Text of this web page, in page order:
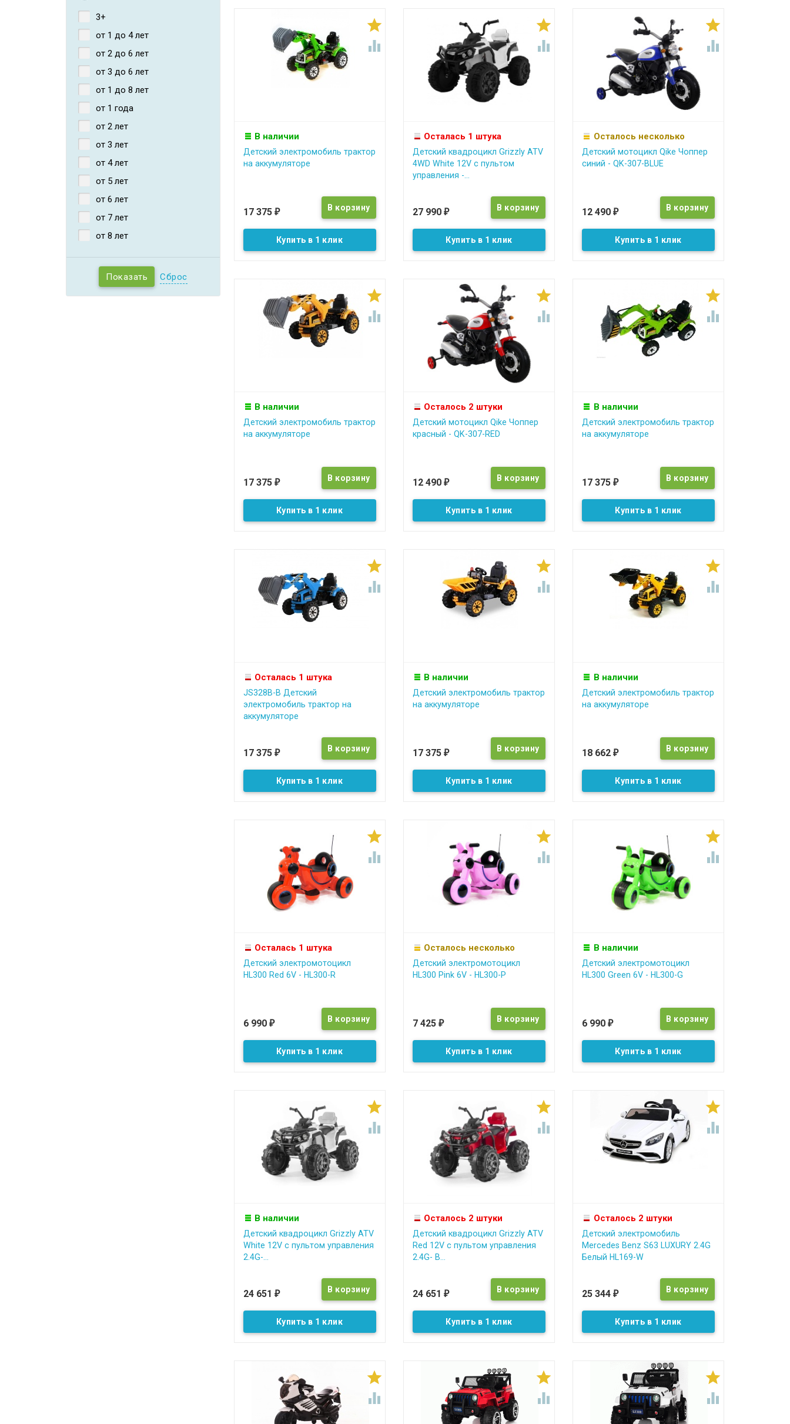
3+
от 1 до 4 лет
от 2 до 6 лет
от 3 до 6 лет
от 1 до 8 лет
от 1 года
от 2 лет
от 3 лет
от 4 лет
от 5 лет
от 6 лет
от 7 лет
от 8 лет
Сброс


В наличии
Детский электромобиль трактор
на аккумуляторе
17 375 ₽
Купить в 1 клик


Осталась 1 штука
Детский квадроцикл Grizzly ATV
4WD White 12V с пультом
управления -...
27 990 ₽
Купить в 1 клик


Осталось несколько
Детский мотоцикл Qike Чоппер
синий - QK-307-BLUE
12 490 ₽
Купить в 1 клик


В наличии
Детский электромобиль трактор
на аккумуляторе
17 375 ₽
Купить в 1 клик


Осталось 2 штуки
Детский мотоцикл Qike Чоппер
красный - QK-307-RED
12 490 ₽
Купить в 1 клик


В наличии
Детский электромобиль трактор
на аккумуляторе
17 375 ₽
Купить в 1 клик


Осталась 1 штука
JS328B-B Детский
электромобиль трактор на
аккумуляторе
17 375 ₽
Купить в 1 клик


В наличии
Детский электромобиль трактор
на аккумуляторе
17 375 ₽
Купить в 1 клик


В наличии
Детский электромобиль трактор
на аккумуляторе
18 662 ₽
Купить в 1 клик


Осталась 1 штука
Детский электромотоцикл
HL300 Red 6V - HL300-R
6 990 ₽
Купить в 1 клик


Осталось несколько
Детский электромотоцикл
HL300 Pink 6V - HL300-P
7 425 ₽
Купить в 1 клик


В наличии
Детский электромотоцикл
HL300 Green 6V - HL300-G
6 990 ₽
Купить в 1 клик


В наличии
Детский квадроцикл Grizzly ATV
White 12V с пультом управления
2.4G-...
24 651 ₽
Купить в 1 клик


Осталось 2 штуки
Детский квадроцикл Grizzly ATV
Red 12V с пультом управления
2.4G- B...
24 651 ₽
Купить в 1 клик


Осталось 2 штуки
Детский электромобиль
Mercedes Benz S63 LUXURY 2.4G
Белый HL169-W
25 344 ₽
Купить в 1 клик





